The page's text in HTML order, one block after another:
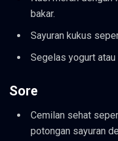
bakar.
Sayuran kukus
Segelas yogurt
Sore
Cemilan sehat
potongan sayuran